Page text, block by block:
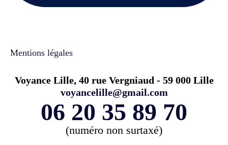
Mentions légales
Voyance Lille, 40 rue Vergniaud - 59 000 Lille
voyancelille@gmail.com
06 20 35 89 70
(numéro non surtaxé)